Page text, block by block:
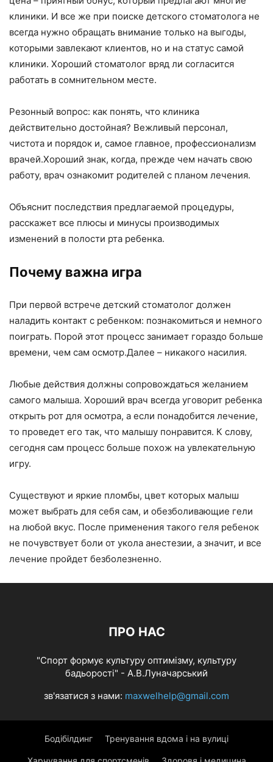
клиники. И все же при поиске детского стоматолога не
всегда нужно обращать внимание только на выгоды,
которыми завлекают клиентов, но и на статус самой
клиники. Хороший стоматолог вряд ли согласится
работать в сомнительном месте.
Резонный вопрос: как понять, что клиника
действительно достойная? Вежливый персонал,
чистота и порядок и, самое главное, профессионализм
врачей.Хороший знак, когда, прежде чем начать свою
работу, врач ознакомит родителей с планом лечения.
Объяснит последствия предлагаемой процедуры,
расскажет все плюсы и минусы производимых
изменений в полости рта ребенка.
Почему важна игра
При первой встрече детский стоматолог должен
наладить контакт с ребенком: познакомиться и немного
поиграть. Порой этот процесс занимает гораздо больше
времени, чем сам осмотр.Далее – никакого насилия.
Любые действия должны сопровождаться желанием
самого малыша. Хороший врач всегда уговорит ребенка
открыть рот для осмотра, а если понадобится лечение,
то проведет его так, что малышу понравится. К слову,
сегодня сам процесс больше похож на увлекательную
игру.
Существуют и яркие пломбы, цвет которых малыш
может выбрать для себя сам, и обезболивающие гели
на любой вкус. После применения такого геля ребенок
не почувствует боли от укола анестезии, а значит, и все
лечение пройдет безболезненно.
ПРО НАС
"Спорт формує культуру оптимізму, культуру
бадьорості" - А.В.Луначарський
зв'язатися з нами: maxwelhelp@gmail.com
Бодібілдинг Тренування вдома і на вулиці